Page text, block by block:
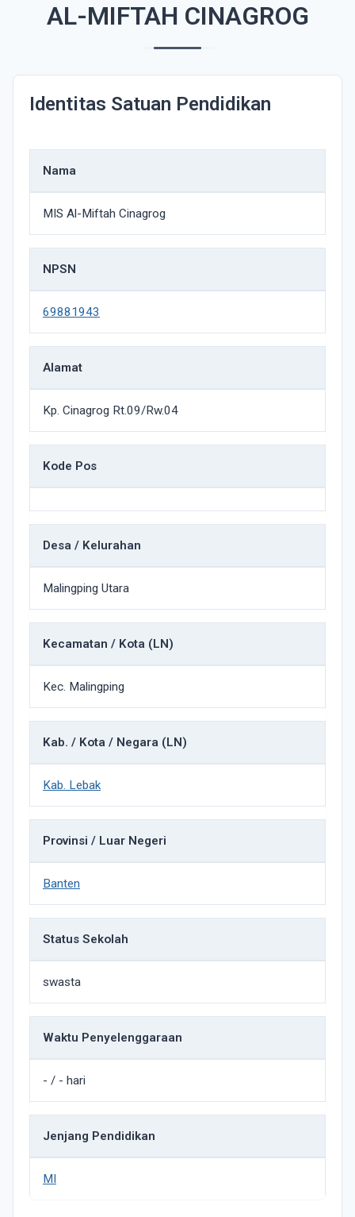
AL-MIFTAH CINAGROG
Identitas Satuan Pendidikan
Nama
MIS Al-Miftah Cinagrog
NPSN
69881943
Alamat
Kp. Cinagrog Rt.09/Rw.04
Kode Pos
Desa / Kelurahan
Malingping Utara
Kecamatan / Kota (LN)
Kec. Malingping
Kab. / Kota / Negara (LN)
Kab. Lebak
Provinsi / Luar Negeri
Banten
Status Sekolah
swasta
Waktu Penyelenggaraan
- / - hari
Jenjang Pendidikan
MI